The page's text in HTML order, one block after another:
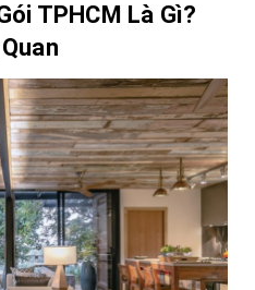
TPHCM Là Gì?